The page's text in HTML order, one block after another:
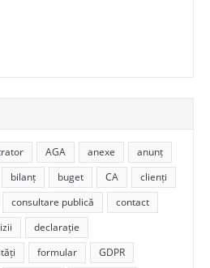
AGA anexe
anunț
bilanț buget CA
clienți
consultare publică
contact
declarație
formular
GDPR